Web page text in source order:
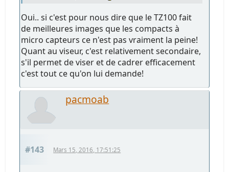
Oui.. si c'est pour nous dire que le TZ100 fait
de meilleures images que les compacts à
micro capteurs ce n'est pas vraiment la peine!
Quant au viseur, c'est relativement secondaire,
s'il permet de viser et de cadrer efficacement
c'est tout ce qu'on lui demande!
pacmoab
#143 Mars 15, 2016, 17:51:25